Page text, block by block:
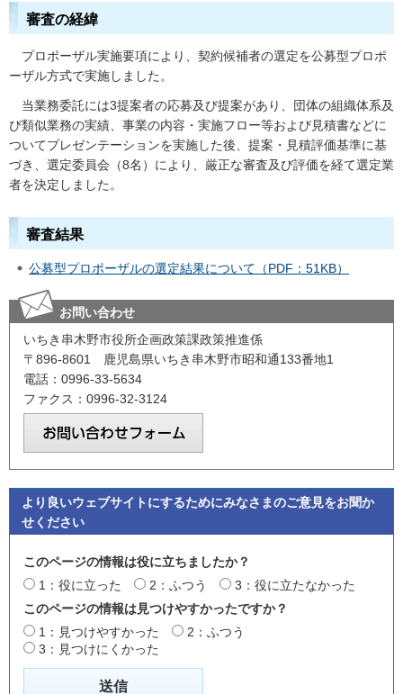
審査の経緯
プロポーザル実施要項により、契約候補者の選定を公募型プロポ
ーザル方式で実施しました。
当業務委託には3提案者の応募及び提案があり、団体の組織体系及
び類似業務の実績、事業の内容・実施フロー等および見積書などに
ついてプレゼンテーションを実施した後、提案・見積評価基準に基
づき、選定委員会（8名）により、厳正な審査及び評価を経て選定業
者を決定しました。
審査結果
公募型プロポーザルの選定結果について（PDF：51KB）
お問い合わせ
いちき串木野市役所企画政策課政策推進係
〒896-8601 鹿児島県いちき串木野市昭和通133番地1
電話：0996-33-5634
ファクス：0996-32-3124
より良いウェブサイトにするためにみなさまのご意見をお聞か
せください
このページの情報は役に立ちましたか？
1：役に立った
2：ふつう
3：役に立たなかった
このページの情報は見つけやすかったですか？
1：見つけやすかった
2：ふつう
3：見つけにくかった